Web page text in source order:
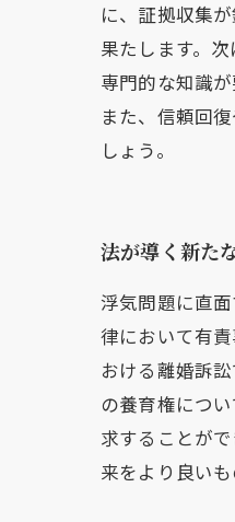
に、証拠収集
果たします。
専門的な知識
また、信頼回
しょう。
法が導く新た
浮気問題に直
律において有
おける離婚訴
の養育権につ
求することが
来をより良いも